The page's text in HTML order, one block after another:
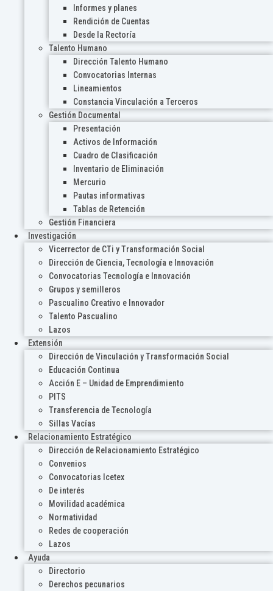
Informes y planes
Rendición de Cuentas
Desde la Rectoría
Talento Humano
Dirección Talento Humano
Convocatorias Internas
Lineamientos
Constancia Vinculación a Terceros
Gestión Documental
Presentación
Activos de Información
Cuadro de Clasificación
Inventario de Eliminación
Mercurio
Pautas informativas
Tablas de Retención
Gestión Financiera
Investigación
Vicerrector de CTi y Transformación Social
Dirección de Ciencia, Tecnología e Innovación
Convocatorias Tecnología e Innovación
Grupos y semilleros
Pascualino Creativo e Innovador
Talento Pascualino
Lazos
Extensión
Dirección de Vinculación y Transformación Social
Educación Continua
Acción E – Unidad de Emprendimiento
PITS
Transferencia de Tecnología
Sillas Vacías
Relacionamiento Estratégico
Dirección de Relacionamiento Estratégico
Convenios
Convocatorias Icetex
De interés
Movilidad académica
Normatividad
Redes de cooperación
Lazos
Ayuda
Directorio
Derechos pecunarios